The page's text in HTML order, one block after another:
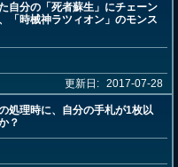
自分の「死者蘇生」にチェーン
「時械神ラツィオン」のモンス
更新日: 2017-07-28
処理時に、自分の手札が1枚以
？